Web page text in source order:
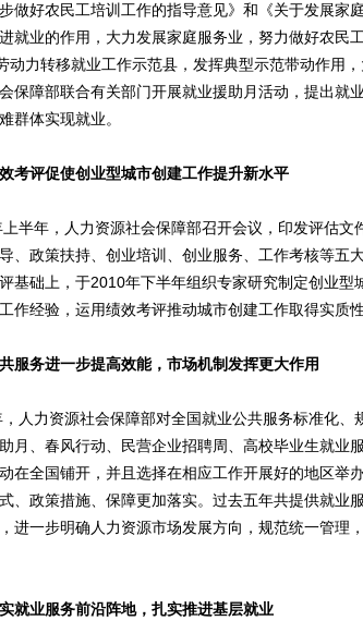
步做好农民工培训工作的指导意见》和《关于发展家
就业的作用，大力发展家庭服务业，努力做好农民
动力转移就业工作示范县，发挥典型示范带动作用
保障部联合有关部门开展就业援助月活动，提出就
群体实现就业。
考评促使创业型城市创建工作提升新水平
年，人力资源社会保障部召开会议，印发评估文
、政策扶持、创业培训、创业服务、工作考核等五
基础上，于2010年下半年组织专家研究制定创业型
作经验，运用绩效考评推动城市创建工作取得实质性
服务进一步提高效能，市场机制发挥更大作用
力资源社会保障部对全国就业公共服务标准化、
月、春风行动、民营企业招聘周、高校毕业生就业
在全国铺开，并且选择在相应工作开展好的地区举
、政策措施、保障更加落实。过去五年共提供就业
进一步明确人力资源市场发展方向，规范统一管理
就业服务前沿阵地，扎实推进基层就业